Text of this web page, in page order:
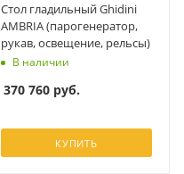
Стол гладильный Ghidini
AMBRIA (парогенератор,
рукав, освещение, рельсы)
В наличии
370 760 руб.
КУПИТЬ